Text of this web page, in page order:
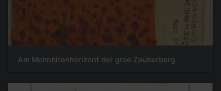
Am Mohnbltenhorizont der groe Zauberberg